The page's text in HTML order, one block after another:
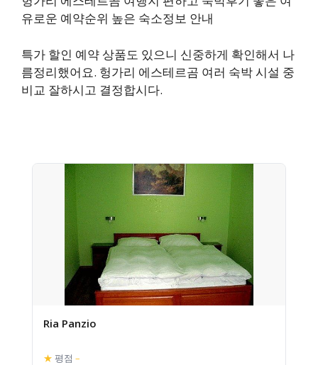
유로운 예약순위 높은 숙소정보 안내
특가 할인 예약 상품도 있으니 신중하게 확인해서 나
름정리했어요. 헝가리 에스테르곰 여러 숙박 시설 중
비교 잘하시고 결정합시다.
Ria Panzio
★ 평점 –